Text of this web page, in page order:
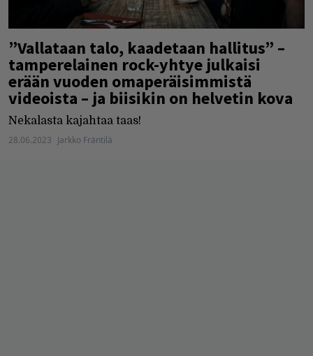
”Vallataan talo, kaadetaan hallitus” –
tamperelainen rock-yhtye julkaisi
erään vuoden omaperäisimmistä
videoista – ja biisikin on helvetin kova
Nekalasta kajahtaa taas!
28.06.2023 Jarkko Fräntilä